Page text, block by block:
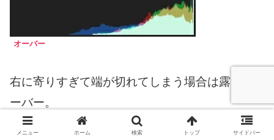
オーバー
右に寄りすぎて端が切れてしまう場合は露出オ
ーバー。
メニュー ホーム 検索 トップ サイドバー